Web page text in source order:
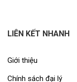
LIÊN KẾT NHANH
Giới thiệu
Chính sách đại lý